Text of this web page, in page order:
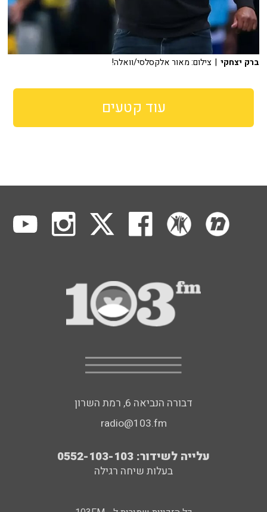
ברק יצחקי | צילום: מאור אלקסלסי/וואלה!
עוד קטעים
דבורה הנביאה 6, רמת השרון
radio@103.fm
עלייה לשידור: 0552-103-103
בעלות שיחה רגילה